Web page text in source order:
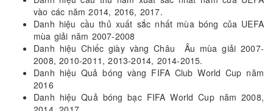
vào các năm 2014, 2016, 2017.
Danh hiệu cầu thủ xuất sắc nhất mùa bóng của UEFA
mùa giải năm 2007-2008
Danh hiệu Chiếc giày vàng Châu Âu mùa giải 2007-
2008, 2010-2011, 2013-2014, 2014-2015.
Danh hiệu Quả bóng vàng FIFA Club World Cup năm
2016
Danh hiệu Quả bóng bạc FIFA World Cup năm 2008,